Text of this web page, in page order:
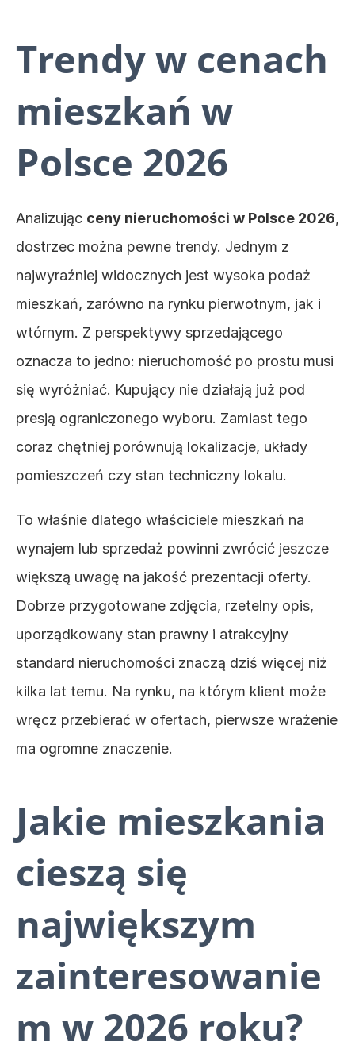
Trendy w cenach
mieszkań w
Polsce 2026
Analizując ceny nieruchomości w Polsce 2026,
dostrzec można pewne trendy. Jednym z
najwyraźniej widocznych jest wysoka podaż
mieszkań, zarówno na rynku pierwotnym, jak i
wtórnym. Z perspektywy sprzedającego
oznacza to jedno: nieruchomość po prostu musi
się wyróżniać. Kupujący nie działają już pod
presją ograniczonego wyboru. Zamiast tego
coraz chętniej porównują lokalizacje, układy
pomieszczeń czy stan techniczny lokalu.
To właśnie dlatego właściciele mieszkań na
wynajem lub sprzedaż powinni zwrócić jeszcze
większą uwagę na jakość prezentacji oferty.
Dobrze przygotowane zdjęcia, rzetelny opis,
uporządkowany stan prawny i atrakcyjny
standard nieruchomości znaczą dziś więcej niż
kilka lat temu. Na rynku, na którym klient może
wręcz przebierać w ofertach, pierwsze wrażenie
ma ogromne znaczenie.
Jakie mieszkania
cieszą się
największym
zainteresowanie
m w 2026 roku?